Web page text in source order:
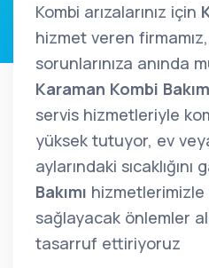
Kombi arızalarınız için
hizmet veren
sorunlarınıza anında
Karaman Kombi
servis hizmetleriyle
yüksek tutuyor, ev
aylarındaki
Bakımı
sağlayacak önlemler
tasarruf ettiriyoruz